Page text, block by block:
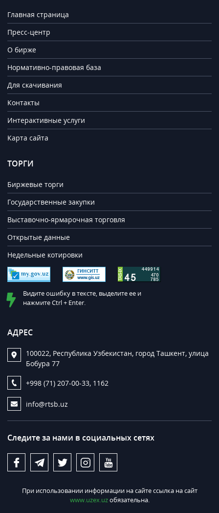
Главная страница
Пресс-центр
О бирже
Нормативно-правовая база
Для скачивания
Контакты
Интерактивные услуги
Карта сайта
ТОРГИ
Биржевые торги
Государственные закупки
Выставочно-ярмарочная торговля
Открытые данные
Недельные котировки
Видите ошибку в тексте, выделите ее и
нажмите Ctrl + Enter.
АДРЕС
100022, Республика Узбекистан, город Ташкент, улица
Бобура 77
+998 (71) 207-00-33, 1162
info@rtsb.uz
Следите за нами в социальных сетях
При использовании информации на сайте ссылка на сайт
www.uzex.uzобязательна.